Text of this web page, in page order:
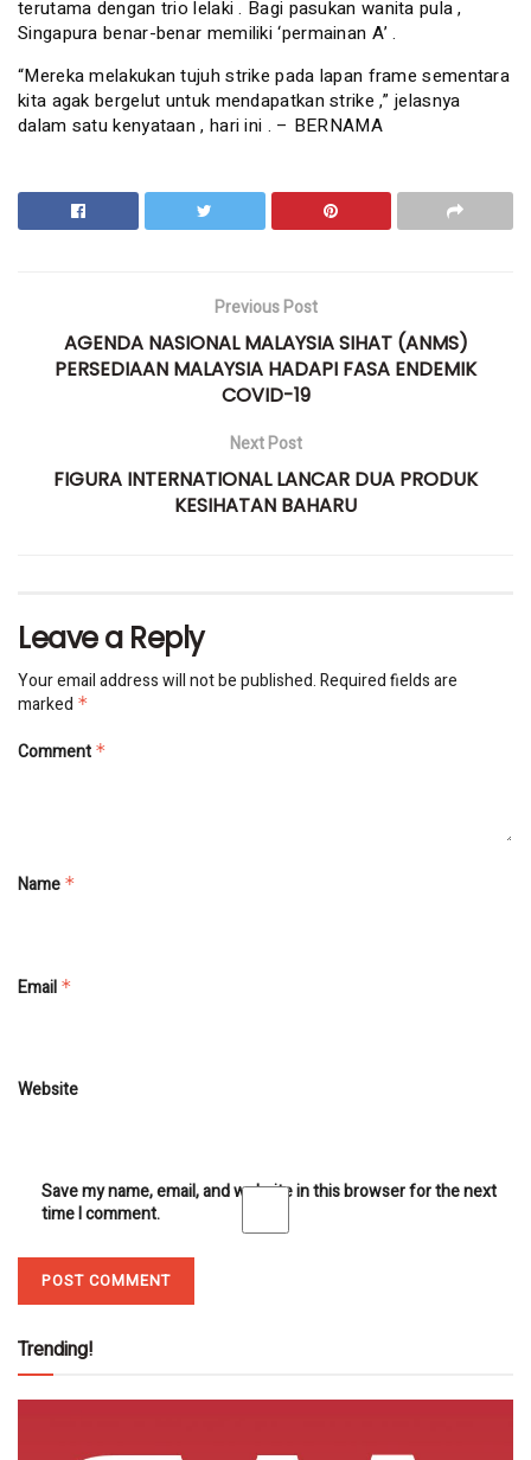
terutama dengan trio lelaki . Bagi pasukan wanita pula ,
Singapura benar-benar memiliki ‘permainan A’ .
“Mereka melakukan tujuh strike pada lapan frame sementara
kita agak bergelut untuk mendapatkan strike ,” jelasnya
dalam satu kenyataan , hari ini . – BERNAMA
Previous Post
AGENDA NASIONAL MALAYSIA SIHAT (ANMS)
PERSEDIAAN MALAYSIA HADAPI FASA ENDEMIK
COVID-19
Next Post
FIGURA INTERNATIONAL LANCAR DUA PRODUK
KESIHATAN BAHARU
Leave a Reply
Your email address will not be published.Required fields are
marked *
Comment *
Name *
Email *
Website
Save my name, email, and website in this browser for the next
time I comment.
Trending!